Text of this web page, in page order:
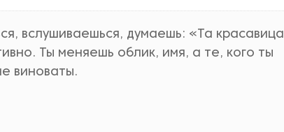
вслушиваешься, думаешь: «Та красавица
Ты меняешь облик, имя, а те, кого ты
виноваты.